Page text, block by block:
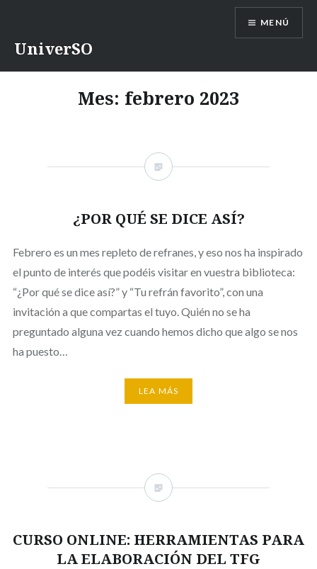
UniverSO
MENÚ
Mes: febrero 2023
¿POR QUÉ SE DICE ASÍ?
Febrero es un mes repleto de refranes, y eso nos ha inspirado
el punto de interés que podéis visitar en vuestra biblioteca:
“¿Por qué se dice así?” y “Tu refrán favorito”, con una
invitación a que compartas el tuyo. Quién no se ha
preguntado alguna vez cuando hemos dicho que algo se nos
ha puesto…
LEA MÁS
CURSO ONLINE: HERRAMIENTAS PARA
LA ELABORACIÓN DEL TFG